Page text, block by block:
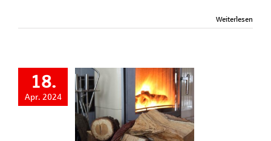
Weiterlesen
18.
Apr. 2024